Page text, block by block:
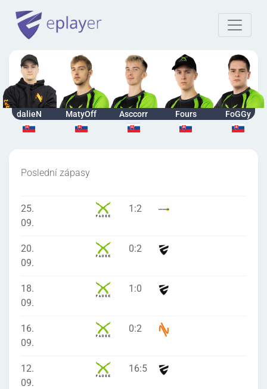
dalieN MatyOff Asccorr Fours FoGGy
Poslední zápasy
25.
09.
1 :2
20.
09.
0:2
18.
09.
1 :0
16.
09.
0:2
12.
09.
16:5